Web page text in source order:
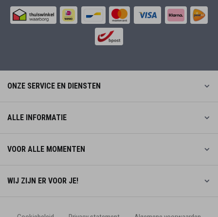
ONZE SERVICE EN DIENSTEN
ALLE INFORMATIE
VOOR ALLE MOMENTEN
WIJ ZIJN ER VOOR JE!